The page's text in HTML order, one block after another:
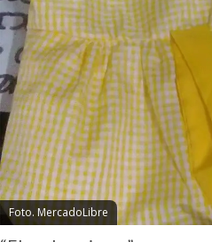
Foto. MercadoLibre